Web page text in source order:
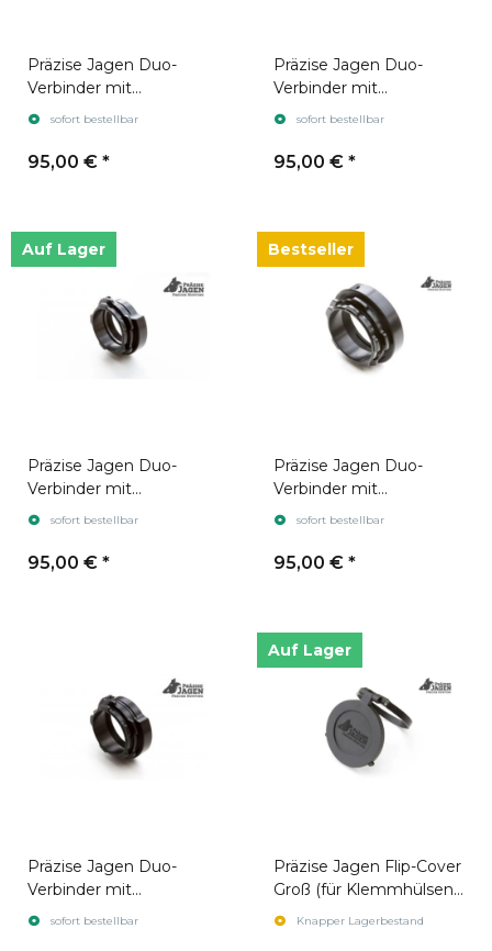
Präzise Jagen Duo-
Verbinder mit
Anschlussgewinde
& Proton
sofort bestellbar
95,00 € *
Präzise Jagen Duo-
Verbinder mit
Anschlussgewinde
sofort bestellbar
95,00 € *
Auf Lager
Präzise Jagen Duo-
Verbinder mit
Anschlussgewinde
sofort bestellbar
95,00 € *
Bestseller
Präzise Jagen Duo-
Verbinder mit
Anschlussgewinde
Thunder)
sofort bestellbar
95,00 € *
Präzise Jagen Duo-
Verbinder mit
Anschlussgewinde
sofort bestellbar
Auf Lager
Präzise Jagen Flip-Cover
Groß (für Klemmhülsen
ab ø62)Knapper Lagerbestand